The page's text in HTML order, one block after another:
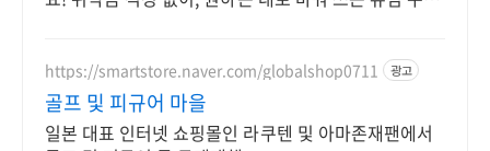
https://smartstore.naver.com/globalshop0711 광고
골프 및 피규어 마을
일본 대표 인터넷 쇼핑몰인 라쿠텐 및 아마존재팬에서